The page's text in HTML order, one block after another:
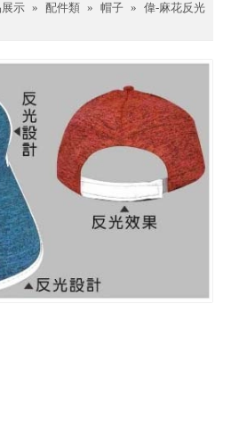
示 » 配件類 » 帽子 » 偉-麻花反光